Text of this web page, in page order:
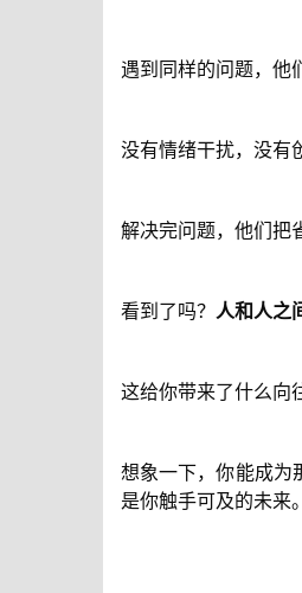
遇到同样的问题，他
没有情绪干扰，没有
解决完问题，他们把
看到了吗？ 人和人之
这给你带来了什么向
想象一下，你能成为
是你触手可及的未来。